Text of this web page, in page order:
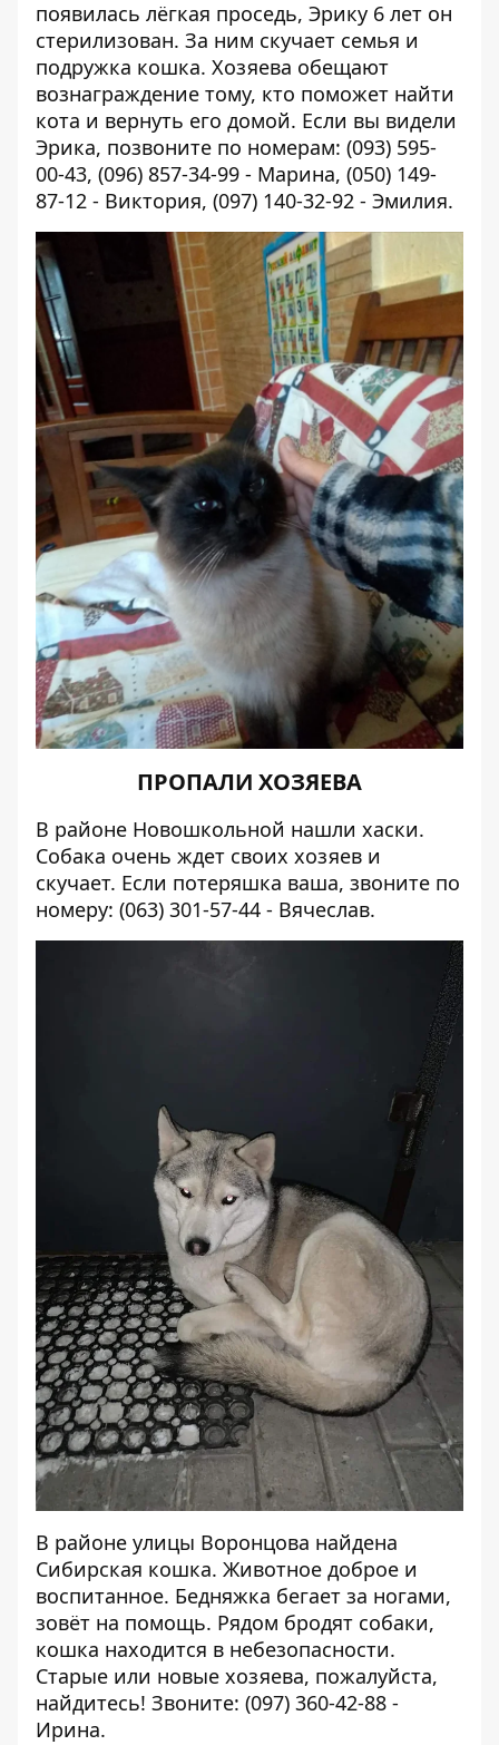
появилась лёгкая проседь, Эрику 6 лет он
стерилизован. За ним скучает семья и
подружка кошка. Хозяева обещают
вознаграждение тому, кто поможет найти
кота и вернуть его домой. Если вы видели
Эрика, позвоните по номерам: (093) 595-
00-43, (096) 857-34-99 - Марина, (050) 149-
87-12 - Виктория, (097) 140-32-92 - Эмилия.
ПРОПАЛИ ХОЗЯЕВА
В районе Новошкольной нашли хаски.
Собака очень ждет своих хозяев и
скучает. Если потеряшка ваша, звоните по
номеру: (063) 301-57-44 - Вячеслав.
В районе улицы Воронцова найдена
Сибирская кошка. Животное доброе и
воспитанное. Бедняжка бегает за ногами,
зовёт на помощь. Рядом бродят собаки,
кошка находится в небезопасности.
Старые или новые хозяева, пожалуйста,
найдитесь! Звоните: (097) 360-42-88 -
Ирина.